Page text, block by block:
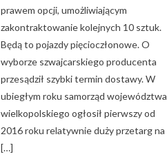
prawem opcji, umożliwiającym
zakontraktowanie kolejnych 10 sztuk.
Będą to pojazdy pięcioczłonowe. O
wyborze szwajcarskiego producenta
przesądził szybki termin dostawy. W
ubiegłym roku samorząd województwa
wielkopolskiego ogłosił pierwszy od
2016 roku relatywnie duży przetarg na
[…]